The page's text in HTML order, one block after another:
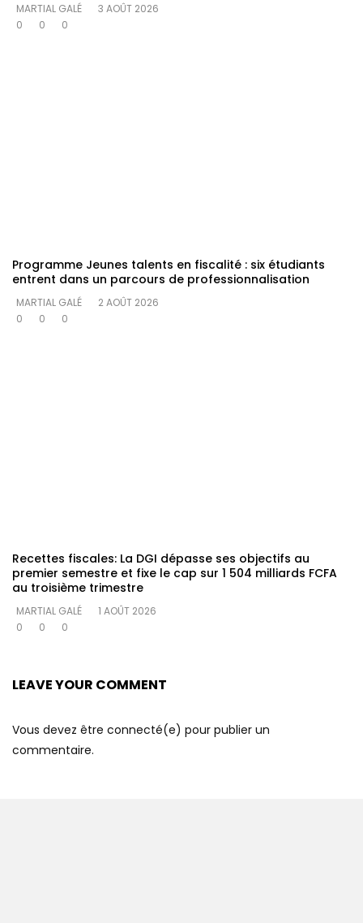
MARTIAL GALÉ
3 AOÛT 2026
0
0 0
Programme Jeunes talents en fiscalité : six étudiants
entrent dans un parcours de professionnalisation
MARTIAL GALÉ
2 AOÛT 2026
0
0 0
Recettes fiscales: La DGI dépasse ses objectifs au
premier semestre et fixe le cap sur 1 504 milliards FCFA
au troisième trimestre
MARTIAL GALÉ
1 AOÛT 2026
0
0 0
LEAVE YOUR COMMENT
Vous devez être connecté(e) pour publier un
commentaire.